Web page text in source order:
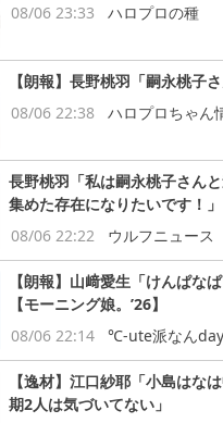
08/06 23:33
ハロプロの種
【朗報】長野桃羽「嗣永桃子
08/06 22:38
ハロプロちゃん
長野桃羽「私は嗣永桃子さん
集めた存在になりたいです！」
08/06 22:22
ウルフニュース
【朗報】山﨑愛生「けんぱ
【モーニング娘。’26】
08/06 22:14
℃-ute派なんday
【逸材】江口紗耶「小島はな
期2人は気づいてない」